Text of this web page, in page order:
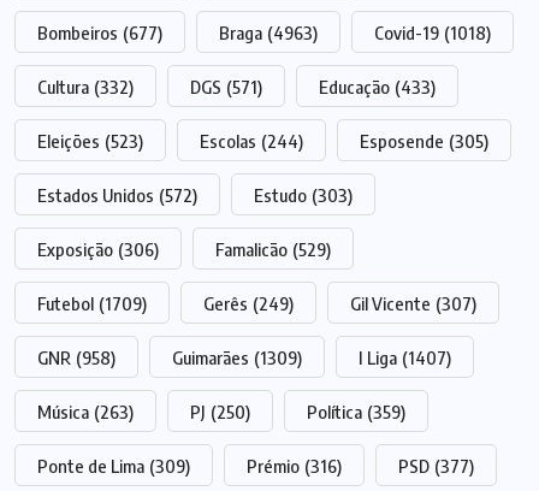
Bombeiros (677) Braga (4963) Covid-19 (1018)
Cultura (332) DGS (571) Educação (433)
Eleições (523) Escolas (244) Esposende (305)
Estados Unidos (572) Estudo (303)
Exposição (306) Famalicão (529)
Futebol (1709) Gerês (249) Gil Vicente (307)
GNR (958) Guimarães (1309) I Liga (1407)
Música (263) PJ (250) Política (359)
Ponte de Lima (309) Prémio (316) PSD (377)